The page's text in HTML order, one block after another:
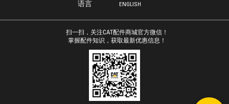
语言 ENGLISH
扫一扫，关注CAT配件商城官方微信！
掌握配件知识，获取最新优惠信息！